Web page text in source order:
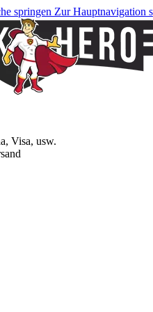
springen Zur Hauptnavigation
Visa, usw.